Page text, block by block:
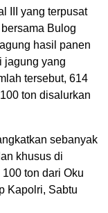
III yang terpusat
Bulog
hasil panen
jagung yang
tersebut, 614
ton disalurkan
sebanyak
khusus di
ton dari Oku
Kapolri, Sabtu